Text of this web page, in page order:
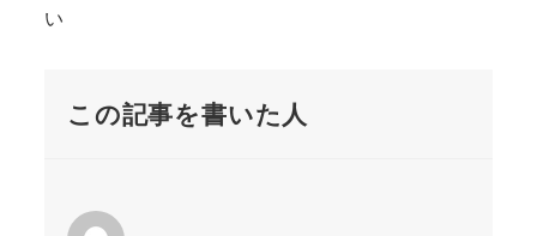
い
この記事を書いた人